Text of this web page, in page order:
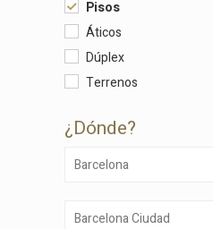
Pisos
Áticos
Dúplex
Terrenos
¿dónde?
Barcelona
Barcelona Ciudad